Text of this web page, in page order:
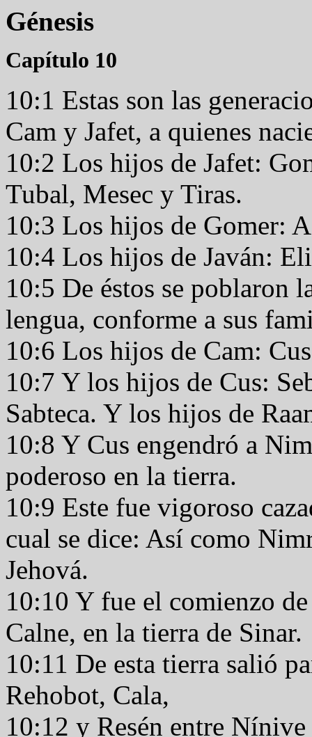
Génesis
Capítulo 10
10:1 Estas son las
Cam y Jafet, a quienes
10:2 Los hijos de Jafet:
Tubal, Mesec y Tiras.
10:3 Los hijos de Gomer:
10:4 Los hijos de Javán:
10:5 De éstos se poblaron
lengua, conforme a sus
10:6 Los hijos de Cam:
10:7 Y los hijos de Cus:
Sabteca. Y los hijos de
10:8 Y Cus engendró a
poderoso en la tierra.
10:9 Este fue vigoroso
cual se dice: Así como
Jehová.
10:10 Y fue el comienzo
Calne, en la tierra de Sinar.
10:11 De esta tierra salió
Rehobot, Cala,
10:12 y Resén entre